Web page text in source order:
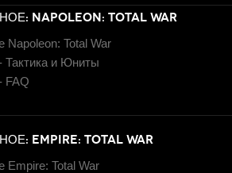
NAPOLEON: TOTAL WAR
Napoleon: Total War
Тактика и Юниты
FAQ
EMPIRE: TOTAL WAR
Empire: Total War